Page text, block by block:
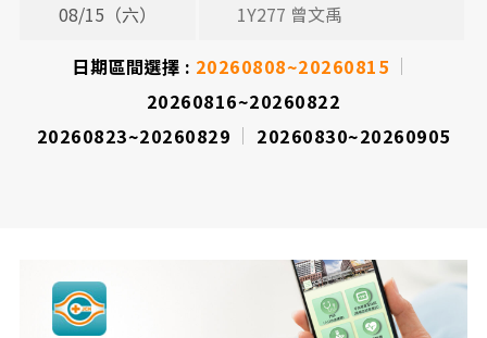
08/15（六）
1Y277 曾文禹
日期區間選擇 : 20260808~20260815
20260816~20260822
20260823~20260829
20260830~20260905